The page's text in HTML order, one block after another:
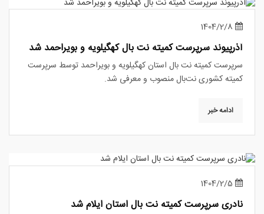
آذرپیوند سرپرست کمیته نت بال کهگیلویه و بویراحمد شد
سرپرست کمیته نت بال استان کهگیلویه و بویراحمد توسط سرپرست
کمیته کشوری نت‌بال منصوب و معرفی شد.
ادامه خبر
نادری سرپرست کمیته نت بال استان ایلام شد